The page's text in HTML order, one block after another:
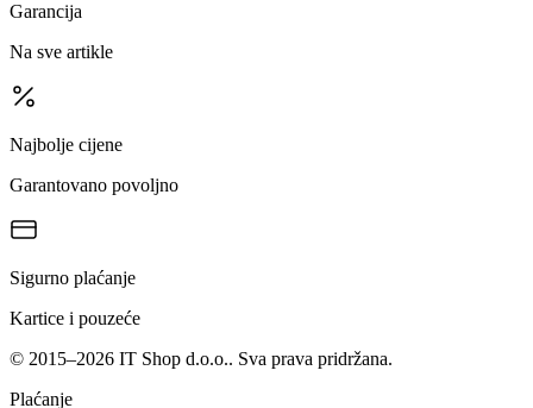
Garancija
Na sve artikle
Najbolje cijene
Garantovano povoljno
Sigurno plaćanje
Kartice i pouzeće
© 2015–2026 IT Shop d.o.o.. Sva prava pridržana.
Plaćanje